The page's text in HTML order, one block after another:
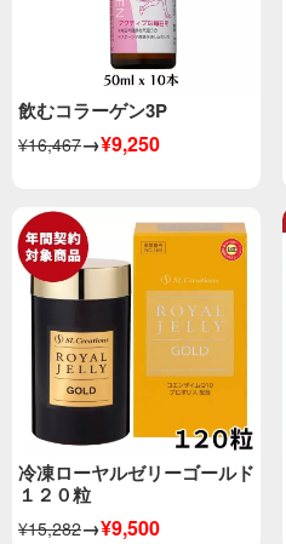
飲むコラーゲン3P
¥16,467→¥9,250
冷凍ローヤルゼリーゴールド
１２０粒
¥15,282→¥9,500